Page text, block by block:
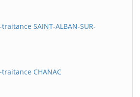
SAINT-ALBAN-SUR-
CHANAC